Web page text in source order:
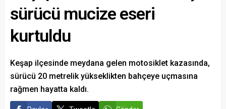
sürücü mucize eseri
kurtuldu
Keşap ilçesinde meydana gelen motosiklet kazasında,
sürücü 20 metrelik yükseklikten bahçeye uçmasına
rağmen hayatta kaldı.